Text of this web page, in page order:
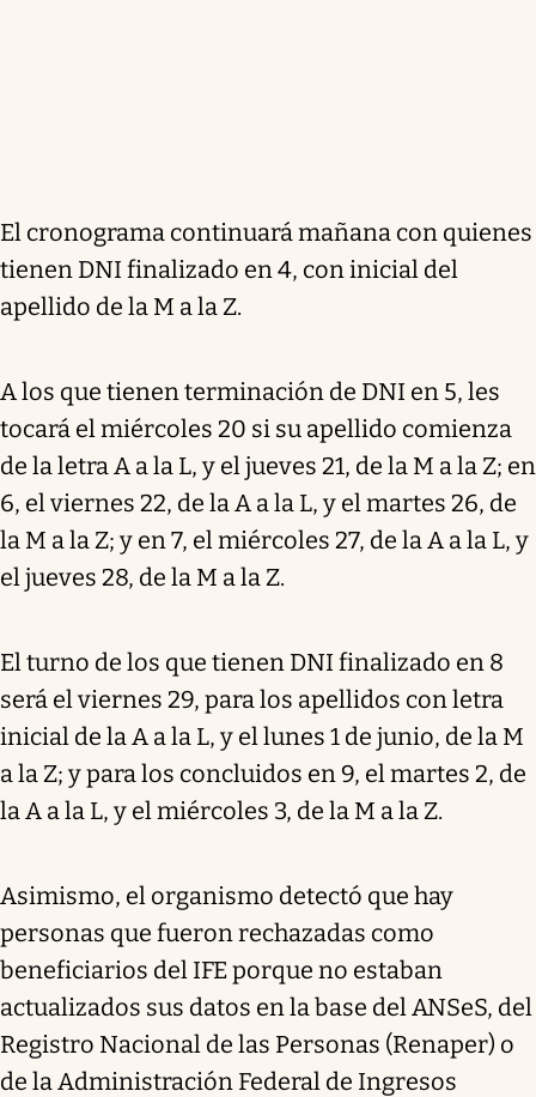
El cronograma continuará mañana con quienes
tienen DNI finalizado en 4, con inicial del
apellido de la M a la Z.
A los que tienen terminación de DNI en 5, les
tocará el miércoles 20 si su apellido comienza
de la letra A a la L, y el jueves 21, de la M a la Z; en
6, el viernes 22, de la A a la L, y el martes 26, de
la M a la Z; y en 7, el miércoles 27, de la A a la L, y
el jueves 28, de la M a la Z.
El turno de los que tienen DNI finalizado en 8
será el viernes 29, para los apellidos con letra
inicial de la A a la L, y el lunes 1 de junio, de la M
a la Z; y para los concluidos en 9, el martes 2, de
la A a la L, y el miércoles 3, de la M a la Z.
Asimismo, el organismo detectó que hay
personas que fueron rechazadas como
beneficiarios del IFE porque no estaban
actualizados sus datos en la base del ANSeS, del
Registro Nacional de las Personas (Renaper) o
de la Administración Federal de Ingresos